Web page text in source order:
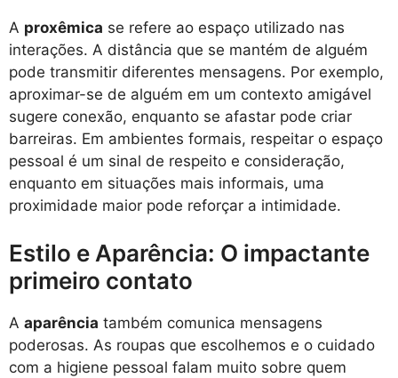
A proxêmica se refere ao espaço utilizado nas
interações. A distância que se mantém de alguém
pode transmitir diferentes mensagens. Por exemplo,
aproximar-se de alguém em um contexto amigável
sugere conexão, enquanto se afastar pode criar
barreiras. Em ambientes formais, respeitar o espaço
pessoal é um sinal de respeito e consideração,
enquanto em situações mais informais, uma
proximidade maior pode reforçar a intimidade.
Estilo e Aparência: O impactante
primeiro contato
A aparência também comunica mensagens
poderosas. As roupas que escolhemos e o cuidado
com a higiene pessoal falam muito sobre quem